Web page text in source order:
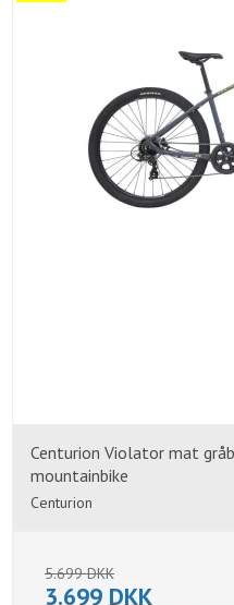
Centurion Violator mat
mountainbike
Centurion
5.699 DKK
3.699 DKK